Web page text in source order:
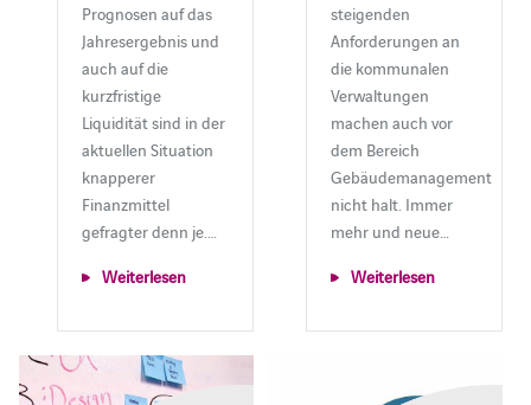
Prognosen auf das
Jahresergebnis und
auch auf die
kurzfristige
Liquidität sind in der
aktuellen Situation
knapperer
Finanzmittel
gefragter denn je.…
Weiterlesen
steigenden
Anforderungen an
die kommunalen
Verwaltungen
machen auch vor
dem Bereich
Gebäudemanagement
nicht halt. Immer
mehr und neue…
Weiterlesen